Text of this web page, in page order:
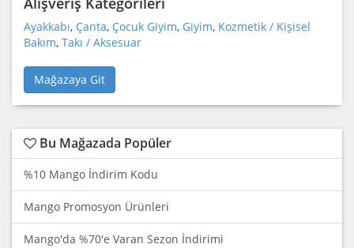
Ayakkabı, Çanta, Çocuk Giyim, Giyim, Kozmetik / Kişisel
Bakım, Takı / Aksesuar
Mağazaya Git
Bu Mağazada Popüler
%10 Mango İndirim Kodu
Mango Promosyon Ürünleri
Mango'da %70'e Varan Sezon İndirimi